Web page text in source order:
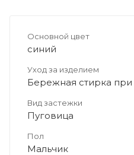
Основной цвет
синий
Уход за изделием
Бережная стирка при
Вид застежки
Пуговица
Пол
Мальчик